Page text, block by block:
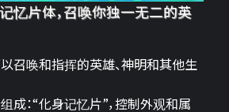
忆片体，召唤你独一无二的英
召唤和指挥的英雄、神明和其他生
成：“化身记忆片”，控制外观和属